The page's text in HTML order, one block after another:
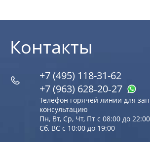
Контакты
+7 (495) 118-31-62
+7 (963) 628‑20‑27
Телефон горячей линии для
консультацию
Пн, Вт, Ср, Чт, Пт с 08:00 до 22:00
Сб, ВС с 10:00 до 19:00